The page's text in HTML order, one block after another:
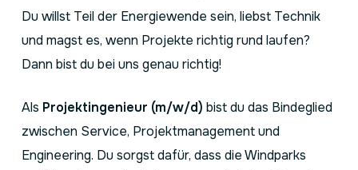
Du willst Teil der Energiewende sein, liebst Technik
und magst es, wenn Projekte richtig rund laufen?
Dann bist du bei uns genau richtig!
Als Projektingenieur (m/w/d) bist du das Bindeglied
zwischen Service, Projektmanagement und
Engineering. Du sorgst dafür, dass die Windparks